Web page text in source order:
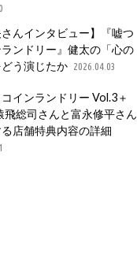
さんインタビュー】『嘘つ
ンドリー』健太の「心の
う演じたか 2026.04.03
コインランドリー Vol.3＋
飛総司さんと富永修平さん
店舗特典内容の詳細